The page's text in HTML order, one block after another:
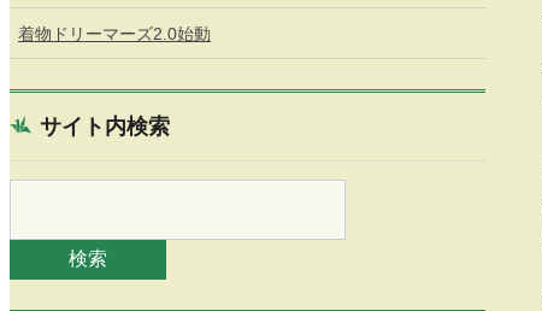
着物ドリーマーズ2.0始動
サイト内検索